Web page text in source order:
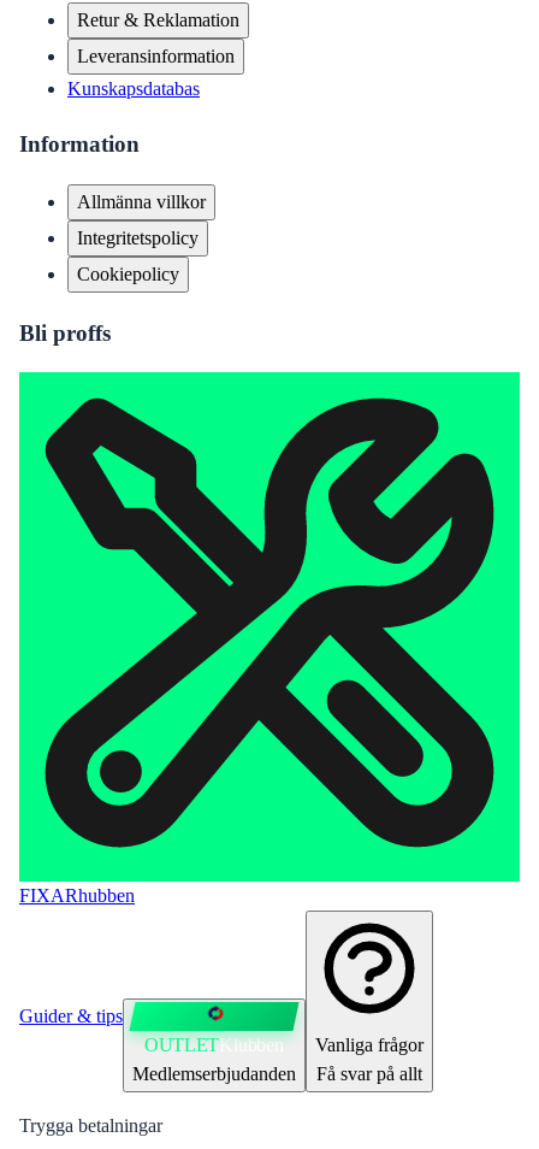
Retur & Reklamation
Leveransinformation
Kunskapsdatabas
Information
Allmänna villkor
Integritetspolicy
Cookiepolicy
Bli proffs
FIXARhubben
Guider & tips
OUTLETKlubben
Medlemserbjudanden
Vanliga frågor
Få svar på allt
Trygga betalningar